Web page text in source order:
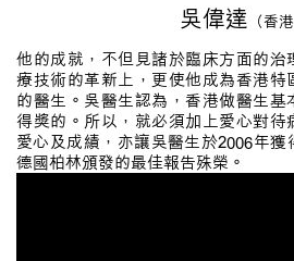
吳偉達 （香港
他的成就，不但見諸於臨床方面的治
療技術的革新上，更使他成為香港特
的醫生。吳醫生認為，香港做醫生基
得獎的。所以，就必須加上愛心對待
愛心及成績，亦讓吳醫生於2006年
德國柏林頒發的最佳報告殊榮。